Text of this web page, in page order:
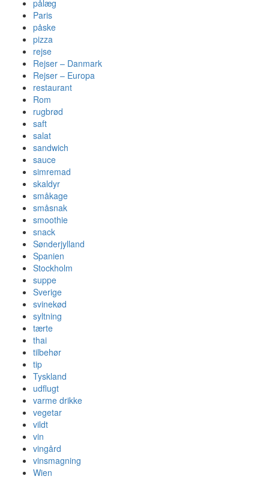
pålæg
Paris
påske
pizza
rejse
Rejser – Danmark
Rejser – Europa
restaurant
Rom
rugbrød
saft
salat
sandwich
sauce
simremad
skaldyr
småkage
småsnak
smoothie
snack
Sønderjylland
Spanien
Stockholm
suppe
Sverige
svinekød
syltning
tærte
thai
tilbehør
tip
Tyskland
udflugt
varme drikke
vegetar
vildt
vin
vingård
vinsmagning
Wien